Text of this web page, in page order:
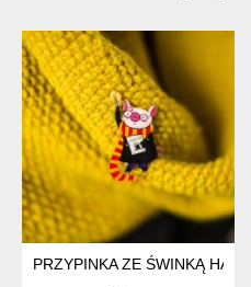
PRZYPINKA ZE ŚWINKĄ